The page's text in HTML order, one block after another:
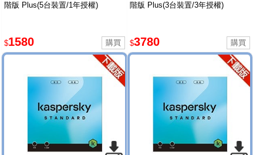
階版 Plus(5台裝置/1年授權)
$1580
階版 Plus(3台裝置/3年授權)
$3780